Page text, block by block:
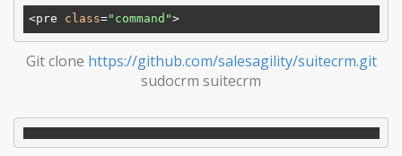
<pre class="command"
Git clone https://github.com/salesagility/suitecrm.git
sudocrm suitecrm